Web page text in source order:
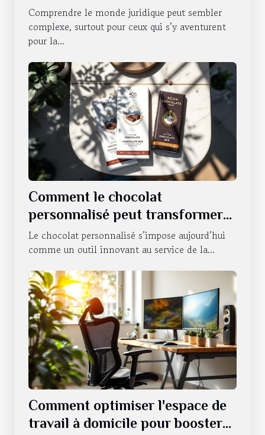
novices
Comprendre le monde juridique peut sembler
complexe, surtout pour ceux qui s’y aventurent
pour la...
Comment le chocolat
personnalisé peut transformer
la communication d'entreprise ?
Le chocolat personnalisé s’impose aujourd’hui
comme un outil innovant au service de la...
Comment optimiser l'espace de
travail à domicile pour booster